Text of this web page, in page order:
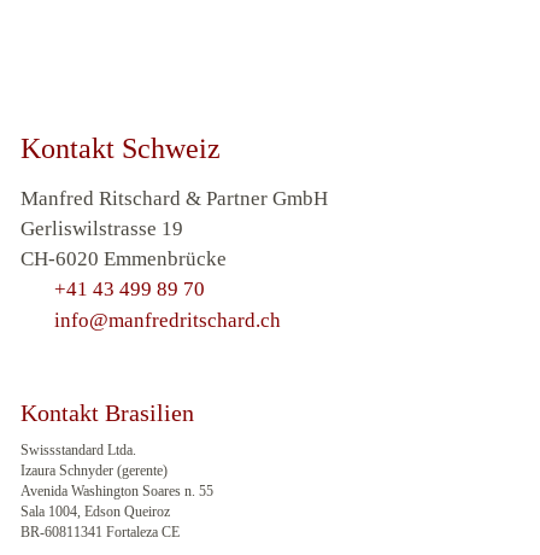
Kontakt Schweiz
Manfred Ritschard & Partner GmbH
Gerliswilstrasse 19
CH-6020 Emmenbrücke
+41 43 499 89 70
info@manfredritschard.ch
Kontakt Brasilien
Swissstandard Ltda.
Izaura Schnyder (gerente)
Avenida Washington Soares n. 55
Sala 1004, Edson Queiroz
BR-60811341 Fortaleza CE